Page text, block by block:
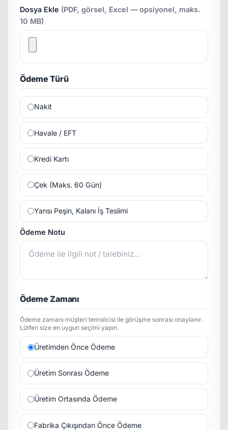
Dosya Ekle (PDF, görsel, Excel — opsiyonel, maks.
10 MB)
Ödeme Türü
Nakit
Havale / EFT
Kredi Kartı
Çek (Maks. 60 Gün)
Yarısı Peşin, Kalanı İş Teslimi
Ödeme Notu
Ödeme Zamanı
Ödeme zamanı müşteri temsilcisi ile görüşme sonrası onaylanır.
Lütfen size en uygun seçimi yapın.
Üretimden Önce Ödeme
Üretim Sonrası Ödeme
Üretim Ortasında Ödeme
Fabrika Çıkışından Önce Ödeme